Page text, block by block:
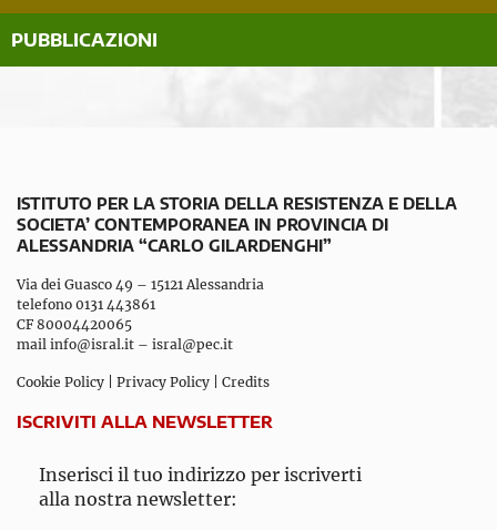
PUBBLICAZIONI
ISTITUTO PER LA STORIA DELLA RESISTENZA E DELLA
SOCIETA’ CONTEMPORANEA IN PROVINCIA DI
ALESSANDRIA “CARLO GILARDENGHI”
Via dei Guasco 49 – 15121 Alessandria
telefono 0131 443861
CF 80004420065
mail info@isral.it – isral@pec.it
Cookie Policy Privacy Policy Credits
ISCRIVITI ALLA NEWSLETTER
Inserisci il tuo indirizzo per iscriverti
alla nostra newsletter: